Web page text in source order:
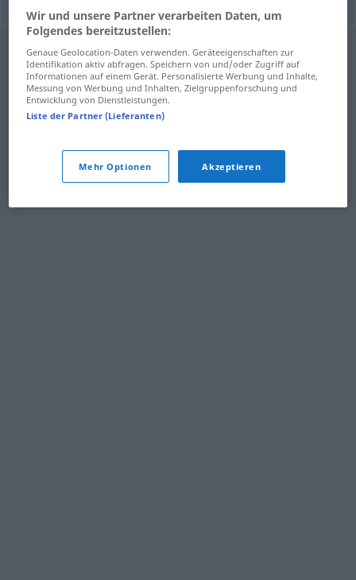
Wir und unsere Partner verarbeiten Daten, um
Folgendes bereitzustellen:
Genaue Geolocation-Daten verwenden. Geräteeigenschaften zur
Identifikation aktiv abfragen. Speichern von und/oder Zugriff auf
Informationen auf einem Gerät. Personalisierte Werbung und Inhalte,
Messung von Werbung und Inhalten, Zielgruppenforschung und
Entwicklung von Dienstleistungen.
Liste der Partner (Lieferanten)
Mehr Optionen Akzeptieren